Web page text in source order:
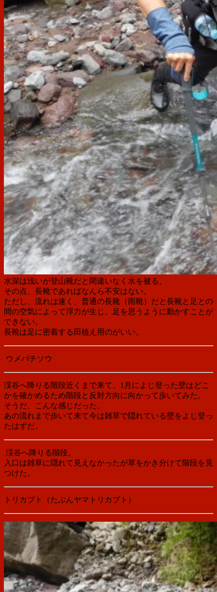
水深は浅いが登山靴だと間違いなく水を被る。
その点、長靴であればなんら不安はない。
ただし、流れは速く、普通の長靴（雨靴）だと長靴と足との
間の空気によって浮力が生じ、足を思うように動かすことが
できない。
長靴は足に密着する 田植え用のがいい。
ウメバチソウ
渓谷へ降りる階段近くまで来て、1月によじ登った壁はどこ
かを確かめるため階段と反対方向に向かって歩いてみた。
そうだ、こんな感じだった。
あの流れまで歩いて来て今は雑草で隠れている壁をよじ登っ
たはずだ。
渓谷へ降りる階段。
入口は雑草に隠れて見えなかったが草をかき分けて階段を見
つけた。
トリカブト（たぶんヤマトリカブト）